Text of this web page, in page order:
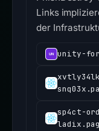
Links
der
unity-
sp4ct-